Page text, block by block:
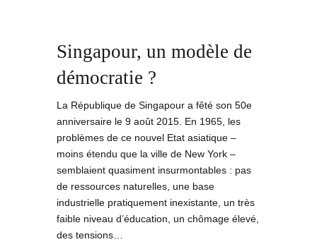
Singapour, un modèle de
démocratie ?
La République de Singapour a fêté son 50e
anniversaire le 9 août 2015. En 1965, les
problèmes de ce nouvel Etat asiatique –
moins étendu que la ville de New York –
semblaient quasiment insurmontables : pas
de ressources naturelles, une base
industrielle pratiquement inexistante, un très
faible niveau d’éducation, un chômage élevé,
des tensions…